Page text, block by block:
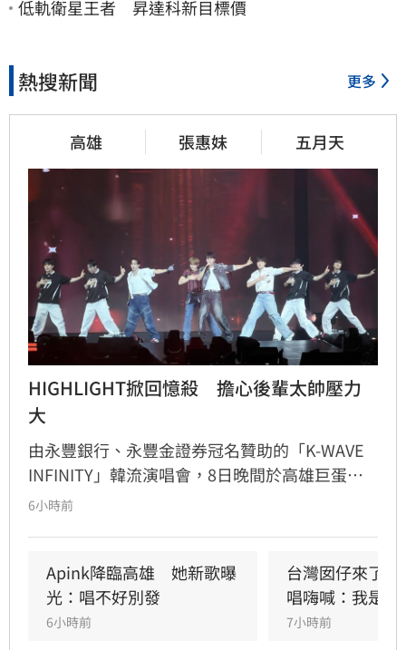
低軌衛星王者 昇達科新目標價
熱搜新聞 更多
高雄 張惠妹 五月天
HIGHLIGHT掀回憶殺　擔心後輩太帥壓力
大
由永豐銀行、永豐金證券冠名贊助的「K-WAVE
INFINITY」韓流演唱會，8日晚間於高雄巨蛋熱
力開唱，集結NEWBEAT、FLARE U、CRAVITY、
熱情應援，尖叫與歡呼聲一路未停，最後由
HIGHLIGHT壓軸接管舞台，將現場氣氛推向最高
潮。
6小時前
Apink降臨高雄　她新歌曝
光：唱不好別發
6小時前
台灣囡仔來了
唱嗨喊：我是誰
7小時前